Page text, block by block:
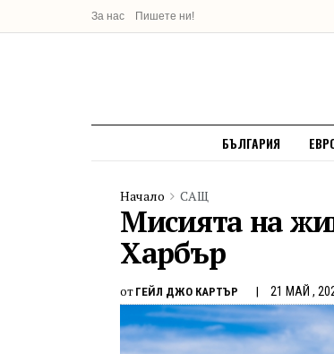
За нас Пишете ни!
БЪЛГАРИЯ
Начало САЩ
Мисията на
Харбър
от ГЕЙЛ ДЖО КАРТЪР 21 МАЙ ,